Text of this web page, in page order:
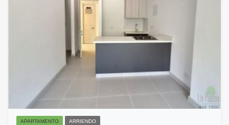
APARTAMENTO ARRIENDO